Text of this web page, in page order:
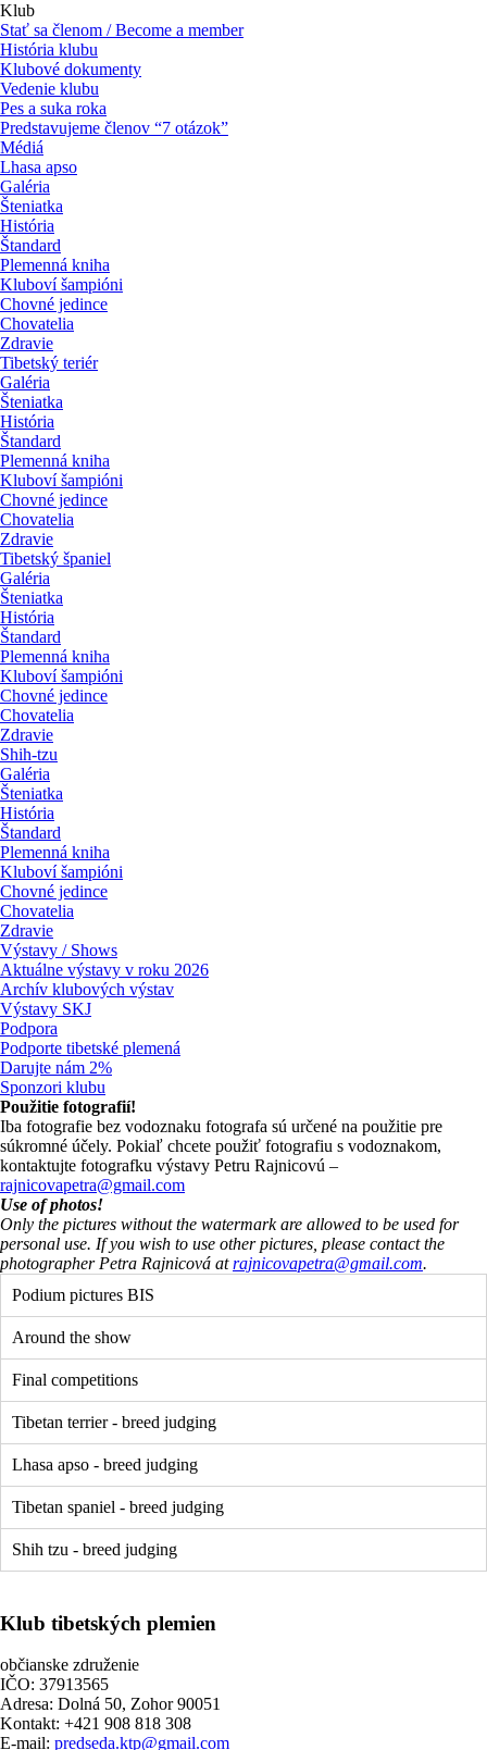
Klub
Stať sa členom / Become a member
História klubu
Klubové dokumenty
Vedenie klubu
Pes a suka roka
Predstavujeme členov “7 otázok”
Médiá
Lhasa apso
Galéria
Šteniatka
História
Štandard
Plemenná kniha
Kluboví šampióni
Chovné jedince
Chovatelia
Zdravie
Tibetský teriér
Galéria
Šteniatka
História
Štandard
Plemenná kniha
Kluboví šampióni
Chovné jedince
Chovatelia
Zdravie
Tibetský španiel
Galéria
Šteniatka
História
Štandard
Plemenná kniha
Kluboví šampióni
Chovné jedince
Chovatelia
Zdravie
Shih-tzu
Galéria
Šteniatka
História
Štandard
Plemenná kniha
Kluboví šampióni
Chovné jedince
Chovatelia
Zdravie
Výstavy / Shows
Aktuálne výstavy v roku 2026
Archív klubových výstav
Výstavy SKJ
Podpora
Podporte tibetské plemená
Darujte nám 2%
Sponzori klubu
Použitie fotografií!
Iba fotografie bez vodoznaku fotografa sú určené na použitie pre
súkromné účely. Pokiaľ chcete použiť fotografiu s vodoznakom,
kontaktujte fotografku výstavy Petru Rajnicovú –
rajnicovapetra@gmail.com
Use of photos!
Only the pictures without the watermark are allowed to be used for
personal use. If you wish to use other pictures, please contact the
photographer Petra Rajnicová atrajnicovapetra@gmail.com.
Podium pictures BIS
Around the show
Final competitions
Tibetan terrier - breed judging
Lhasa apso - breed judging
Tibetan spaniel - breed judging
Shih tzu - breed judging
Klub tibetských plemien
občianske združenie
IČO: 37913565
Adresa: Dolná 50, Zohor 90051
Kontakt: +421 908 818 308
E-mail: predseda.ktp@gmail.com